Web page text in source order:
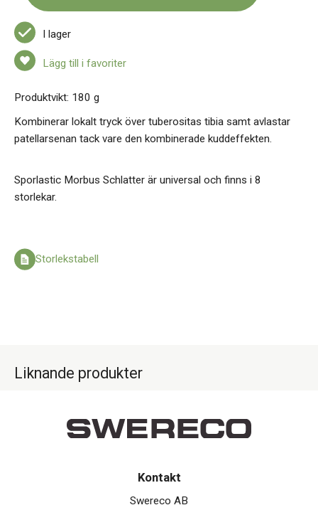
I lager
Lägg till i favoriter
Produktvikt: 180 g
Kombinerar lokalt tryck över tuberositas tibia samt avlastar
patellarsenan tack vare den kombinerade kuddeffekten.
Sporlastic Morbus Schlatter är universal och finns i 8
storlekar.
Storlekstabell
Liknande produkter
Kontakt
Swereco AB